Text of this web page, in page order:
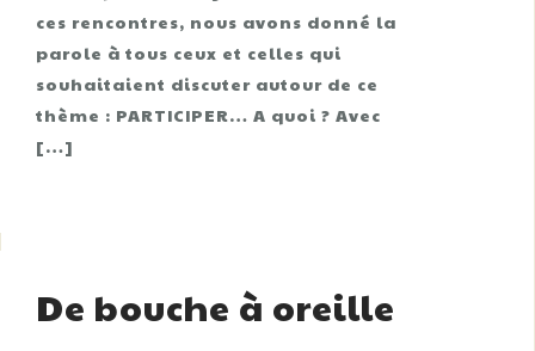
ces rencontres, nous avons donné la
parole à tous ceux et celles qui
souhaitaient discuter autour de ce
thème : PARTICIPER… A quoi ? Avec
[…]
De bouche à oreille